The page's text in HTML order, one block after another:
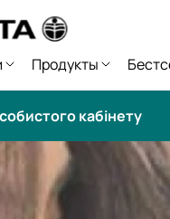
Продукты
кабінету